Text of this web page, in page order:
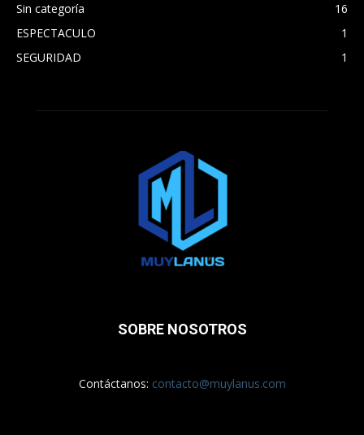
Sin categoría
16
ESPECTACULO
1
SEGURIDAD
1
SOBRE NOSOTROS
Contáctanos: contacto@muylanus.com